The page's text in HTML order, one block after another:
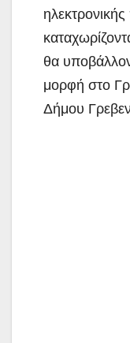
θα
μορφή στο
Δήμου